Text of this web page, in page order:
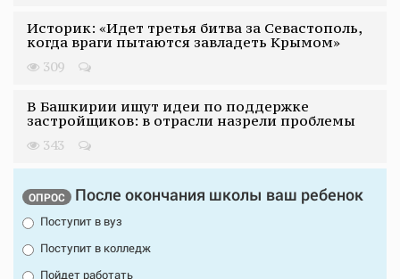
Историк: «Идет третья битва за Севастополь,
когда враги пытаются завладеть Крымом»
309
В Башкирии ищут идеи по поддержке
застройщиков: в отрасли назрели проблемы
343
ОПРОС После окончания школы ваш ребенок
Поступит в вуз
Поступит в колледж
Пойдет работать